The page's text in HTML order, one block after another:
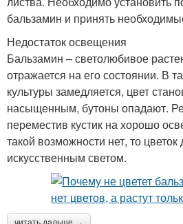
бальзамин и принять
Недостаток освещения
Бальзамин – светолюбивое
отражается на его состоянии. В
культуры замедляется, цвет
насыщенным, бутоны опадают.
переместив кустик на хорошо
такой возможности нет, то
искусственным светом.